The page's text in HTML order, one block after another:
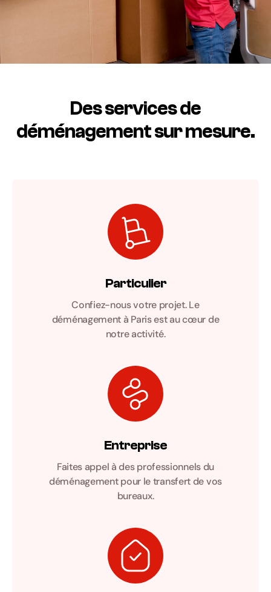
Des services de
déménagement sur mesure.
Particulier
Confiez-nous votre projet. Le
déménagement à Paris est au cœur de
notre activité.
Entreprise
Faites appel à des professionnels du
déménagement pour le transfert de vos
bureaux.